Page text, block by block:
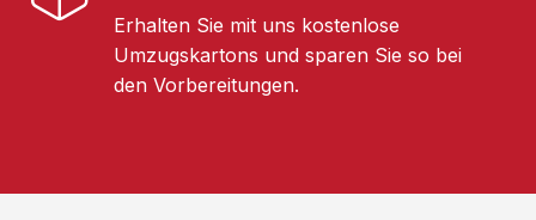
Erhalten Sie mit uns kostenlose
Umzugskartons und sparen Sie so bei
den Vorbereitungen.